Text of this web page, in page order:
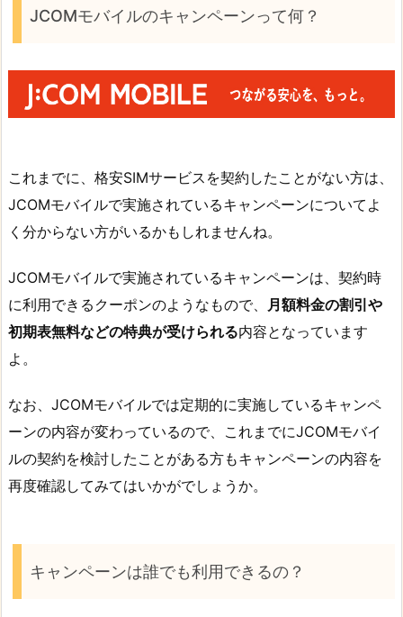
JCOMモバイルのキャンペーンって何？
これまでに、格安SIMサービスを契約したことがない方は、
JCOMモバイルで実施されているキャンペーンについてよ
く分からない方がいるかもしれませんね。
JCOMモバイルで実施されているキャンペーンは、契約時
に利用できるクーポンのようなもので、
月額料金の割引や
初期表無料などの特典が受けられる内容となっています
よ。
なお、JCOMモバイルでは定期的に実施しているキャンペ
ーンの内容が変わっているので、これまでにJCOMモバイ
ルの契約を検討したことがある方もキャンペーンの内容を
再度確認してみてはいかがでしょうか。
キャンペーンは誰でも利用できるの？